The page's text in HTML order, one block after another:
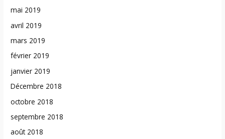
mai 2019
avril 2019
mars 2019
février 2019
janvier 2019
Décembre 2018
octobre 2018
septembre 2018
août 2018